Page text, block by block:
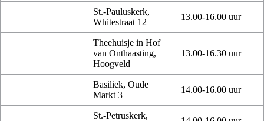
St.-Pauluskerk,
Whitestraat 12
13.00-16.00 uur
Theehuisje in Hof
van Onthaasting,
Hoogveld
13.00-16.30 uur
Basiliek, Oude
Markt 3
14.00-16.00 uur
St.-Petruskerk,